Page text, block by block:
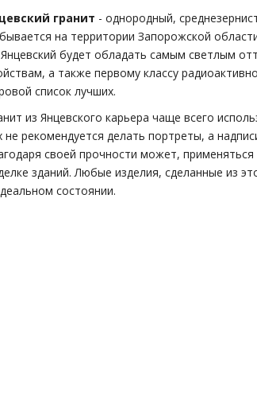
гранит - однородный,
на территории Запорожской
будет обладать самым светлым
а также первому классу
список лучших.
из Янцевского карьера чаще всего
не рекомендуется делать портреты, а
своей прочности может,
зданий. Любые изделия, сделанные из
состоянии.